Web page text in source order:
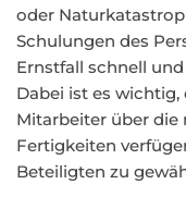
oder
Schulungen des
Ernstfall schnell
Dabei ist es
Mitarbeiter über
Fertigkeiten
Beteiligten zu